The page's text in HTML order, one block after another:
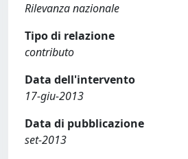
Rilevanza nazionale
Tipo di relazione
contributo
Data dell'intervento
17-giu-2013
Data di pubblicazione
set-2013